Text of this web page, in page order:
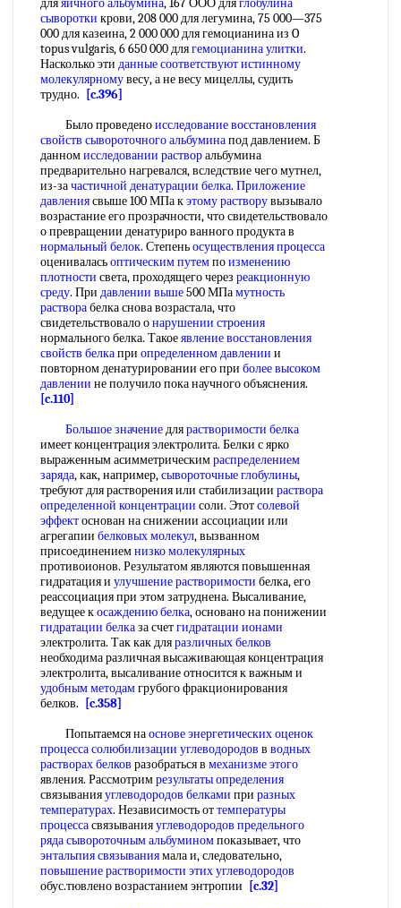
дляяичного альбумина, 167 ООО дляглобулина
сыворотки крови, 208 000 для легумина, 75 000—375
000 для казеина, 2 000 000 для гемоцианина из O
topus vulgaris, 6 650 000 длягемоцианина улитки.
Насколько эти данные соответствуютистинному
молекулярномувесу, а не весу мицеллы, судить
трудно.
[c.396]
Было проведеноисследование восстановления
свойств сывороточного альбуминапод давлением. Б
данномисследовании растворальбумина
предварительно нагревался, вследствие чего мутнел,
из-зачастичной денатурации белка. Приложение
давлениясвыше 100 МПа кэтому растворувызывало
возрастание его прозрачности, что свидетельствовало
о превращении денатуриро ванного продукта в
нормальный белок. Степеньосуществления процесса
оцениваласьоптическим путемпоизменению
плотности света, проходящего через реакционную
среду. При давлении выше500 МПамутность
растворабелка снова возрастала, что
свидетельствовало онарушении строения
нормального белка. Такоеявление восстановления
свойств белкапри определенном давлении и
повторном денатурировании его при более высоком
давлении не получило пока научного объяснения.
[c.110]
Большое значениедлярастворимости белка
имеет концентрация электролита. Белки с ярко
выраженным асимметрическимраспределением
заряда, как, например,сывороточные глобулины,
требуют для растворения или стабилизации раствора
определенной концентрации соли. Этотсолевой
эффектоснован на снижении ассоциации или
агрегапии белковых молекул, вызванном
присоединениемнизко молекулярных
противоионов. Результатом являются повышенная
гидратация и улучшение растворимости белка, его
реассоциация при этом затруднена. Высаливание,
ведущее косаждению белка, основано на понижении
гидратации белказа счетгидратации ионами
электролита. Так как дляразличных белков
необходима различная высаживающая концентрация
электролита, высаливание относится к важным и
удобным методамгрубого фракционирования
белков.
[c.358]
Попытаемся наоснове энергетическихоценок
процессасолюбилизации углеводородов в водных
растворах белков разобраться в механизме этого
явления. Рассмотримрезультаты определения
связыванияуглеводородов белками при разных
температурах. Независимость оттемпературы
процессасвязыванияуглеводородов предельного
рядасывороточным альбуминомпоказывает, что
энтальпия связываниямала и, следовательно,
повышение растворимости этих углеводородов
обус.тювлено возрастанием энтропии
[c.32]